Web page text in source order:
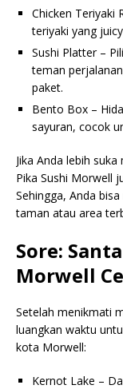
Chicken Teriyaki
teriyaki yang
Sushi Platter –
teman
paket.
Bento Box –
sayuran, cocok
Jika Anda lebih
Pika Sushi Morwell
Sehingga, Anda
taman atau area
Sore:
Morwell
Setelah menikmati
luangkan waktu
kota Morwell:
Kernot Lake –